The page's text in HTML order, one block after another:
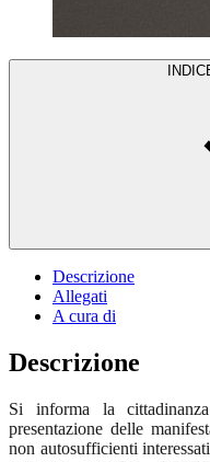
Descrizione
Allegati
A cura di
Descrizione
Si informa la
presentazione delle
non autosufficienti